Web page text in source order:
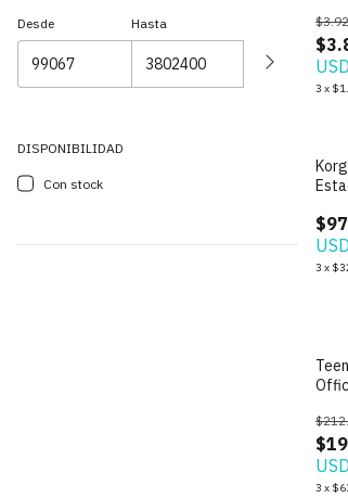
Desde Hasta
DISPONIBILIDAD
Con stock
3 x
3 x
3 x